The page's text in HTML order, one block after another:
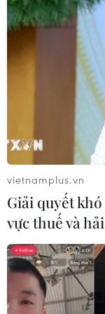
Khởi tố Chủ
Giám đốc
06/08/2026 09:06
Thêm một
tại khu Tân Huê
06/08/2026 05:57
Khẩn
hiện trường,
vụ cháy chợ Biên
06/08/2026 04:37
vietnamplus.vn
Giải quyết
vực thuế và